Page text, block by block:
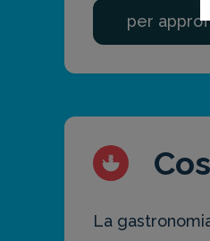
per
La